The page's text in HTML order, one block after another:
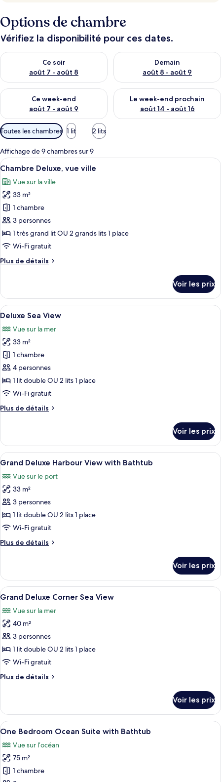
Options de chambre
Vérifiez la disponibilité pour ces dates.
Ce soir
août 7 - août 8
Vérifier la disponibilité pour ce soir août 7 - août 8
Demain
août 8 - août 9
Vérifier la disponibilité pour
Ce week-end
août 7 - août 9
Vérifier la disponibilité pour ce week-end août 7 - août 9
Le week-end prochain
août 14 - août 16
Vérifier la disponibilité pour
Filtres
disponibles
pour
les
chambres
Toutes les chambres 1 lit 2 lits
Affichage de 9 chambres sur 9
Afficher
toutes
les
photos
pour
ce
type
de
chambre :
Chambre
ville
Une chambre d’hôtel avec deux
5
Chambre Deluxe, vue ville
Vue sur la ville
33 m²
1 chambre
3 personnes
1 très grand lit OU 2 grands lits 1 place
Wi-Fi gratuit
Plus de détails
Plus
le
type
de
Chambre
Deluxe,
vue
ville
Voir les prix
Afficher
toutes
les
photos
pour
ce
type
de
chambre :
Deluxe
Deluxe Sea View | 1 chambre,
8
Deluxe Sea View
Vue sur la mer
33 m²
1 chambre
4 personnes
1 lit double OU 2 lits 1 place
Wi-Fi gratuit
Plus de détails
Plus
le
type
de
Deluxe
Sea
Voir les prix
Afficher
toutes
les
photos
pour
ce
type
chambre :
Harbour
View
Bathtub
Une chambre d’hôtel moderne
9
Grand Deluxe Harbour View with Bathtub
Vue sur le port
33 m²
3 personnes
1 lit double OU 2 lits 1 place
Wi-Fi gratuit
Plus de détails
Plus
le
type
de
Grand
Deluxe
View
with
Bathtub
Voir les prix
Afficher
toutes
les
photos
pour
ce
type
chambre :
Corner
Sea
Une chambre d’hôtel moderne avec
9
Grand Deluxe Corner Sea View
Vue sur la mer
40 m²
3 personnes
1 lit double OU 2 lits 1 place
Wi-Fi gratuit
Plus de détails
Plus
le
type
de
Grand
Deluxe
Corner
Sea
Voir les prix
Afficher
toutes
les
photos
pour
One Bedroom Ocean Suite with
15
One Bedroom Ocean Suite with Bathtub
Vue sur l’océan
75 m²
1 chambre